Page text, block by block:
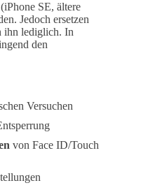
(iPhone SE, ältere
Jedoch ersetzen
ihn lediglich. In
den
Versuchen
von Face ID/Touch